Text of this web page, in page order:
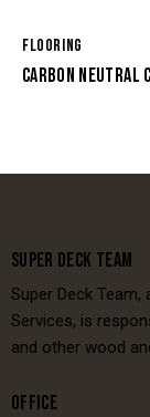
FLOORING
CARBON NEUTRAL
SUPER DECK TEAM
Super Deck
Services, is
and other wood
OFFICE